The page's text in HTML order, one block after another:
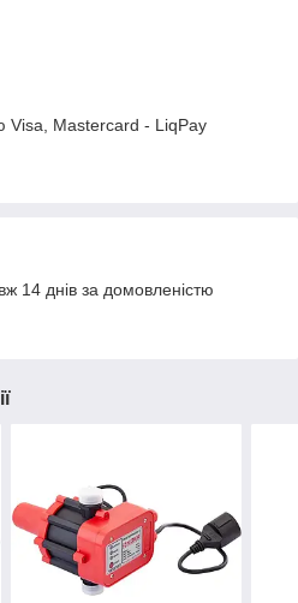
Visa, Mastercard - LiqPay
14 днів за домовленістю